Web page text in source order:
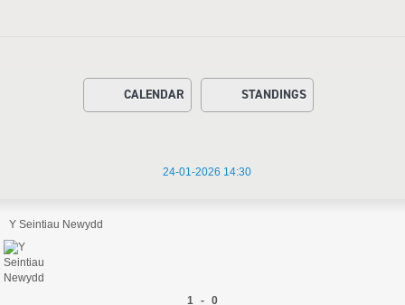
CALENDAR STANDINGS
24-01-2026 14:30
Y Seintiau Newydd
1 - 0